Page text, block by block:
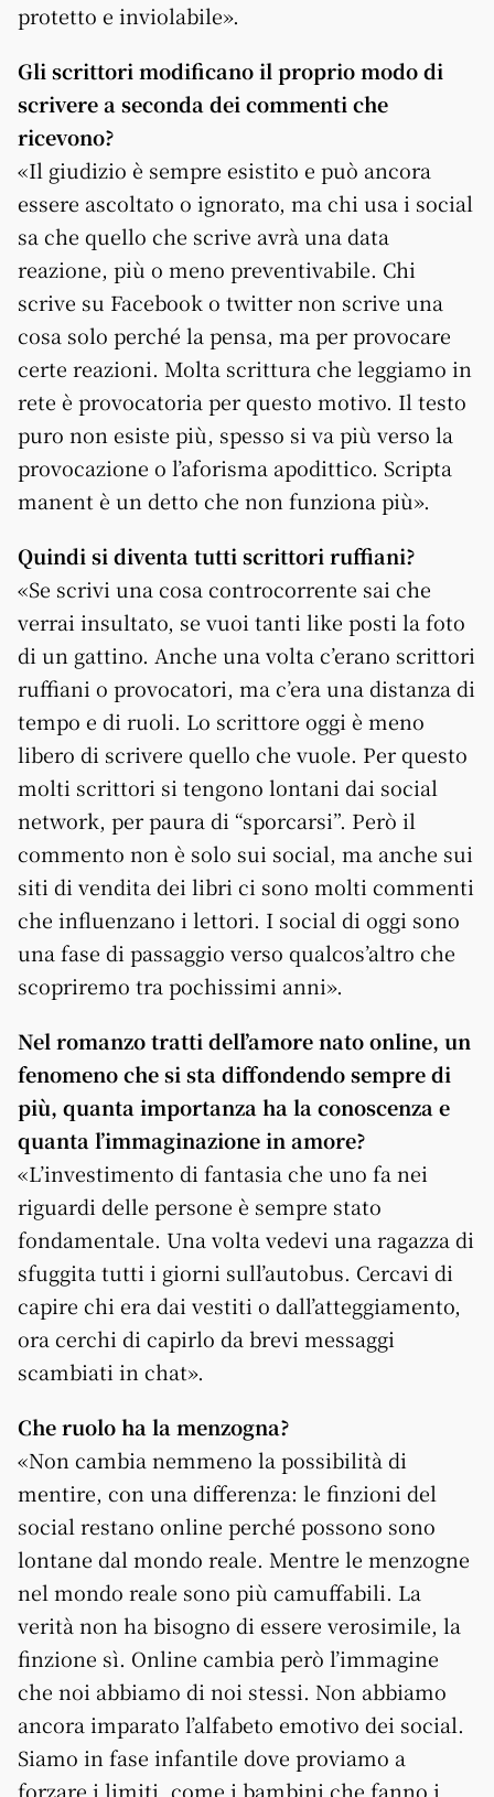
protetto e inviolabile».
Gli scrittori modificano il proprio modo di
scrivere a seconda dei commenti che
ricevono?
«Il giudizio è sempre esistito e può ancora
essere ascoltato o ignorato, ma chi usa i social
sa che quello che scrive avrà una data
reazione, più o meno preventivabile. Chi
scrive su Facebook o twitter non scrive una
cosa solo perché la pensa, ma per provocare
certe reazioni. Molta scrittura che leggiamo in
rete è provocatoria per questo motivo. Il testo
puro non esiste più, spesso si va più verso la
provocazione o l’aforisma apodittico. Scripta
manent è un detto che non funziona più».
Quindi si diventa tutti scrittori ruffiani?
«Se scrivi una cosa controcorrente sai che
verrai insultato, se vuoi tanti like posti la foto
di un gattino. Anche una volta c’erano scrittori
ruffiani o provocatori, ma c’era una distanza di
tempo e di ruoli. Lo scrittore oggi è meno
libero di scrivere quello che vuole. Per questo
molti scrittori si tengono lontani dai social
network, per paura di “sporcarsi”. Però il
commento non è solo sui social, ma anche sui
siti di vendita dei libri ci sono molti commenti
che influenzano i lettori. I social di oggi sono
una fase di passaggio verso qualcos’altro che
scopriremo tra pochissimi anni».
Nel romanzo tratti dell’amore nato online, un
fenomeno che si sta diffondendo sempre di
più, quanta importanza ha la conoscenza e
quanta l’immaginazione in amore?
«L’investimento di fantasia che uno fa nei
riguardi delle persone è sempre stato
fondamentale. Una volta vedevi una ragazza di
sfuggita tutti i giorni sull’autobus. Cercavi di
capire chi era dai vestiti o dall’atteggiamento,
ora cerchi di capirlo da brevi messaggi
scambiati in chat».
Che ruolo ha la menzogna?
«Non cambia nemmeno la possibilità di
mentire, con una differenza: le finzioni del
social restano online perché possono sono
lontane dal mondo reale. Mentre le menzogne
nel mondo reale sono più camuffabili. La
verità non ha bisogno di essere verosimile, la
finzione sì. Online cambia però l’immagine
che noi abbiamo di noi stessi. Non abbiamo
ancora imparato l’alfabeto emotivo dei social.
Siamo in fase infantile dove proviamo a
forzare i limiti, come i bambini che fanno i